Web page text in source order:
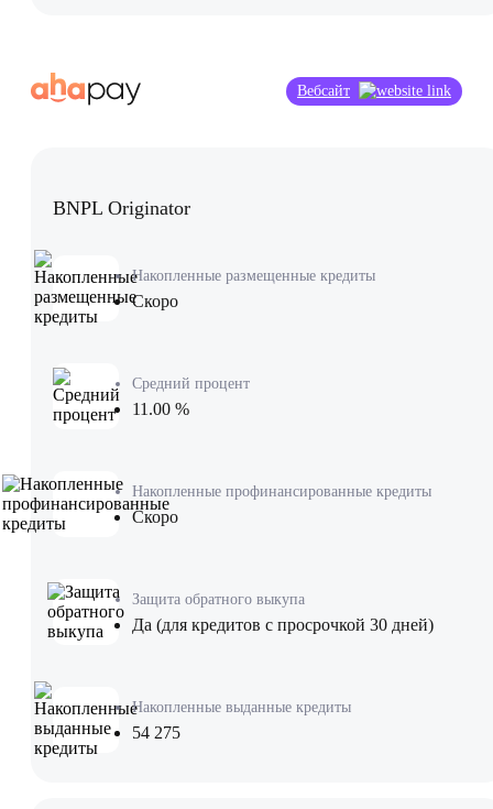
Вебсайт
BNPL Originator
Накопленные размещенные кредиты
Скоро
Средний процент
11.00 %
Накопленные профинансированные кредиты
Скоро
Защита обратного выкупа
Да (для кредитов с просрочкой 30 дней)
Накопленные выданные кредиты
54 275